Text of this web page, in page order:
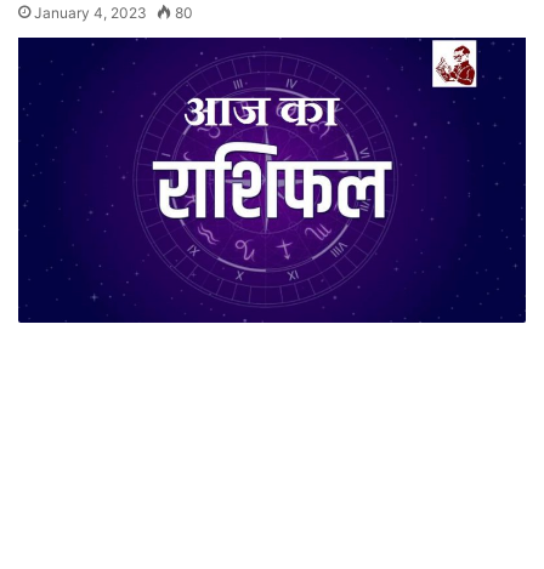
January 4, 2023 80